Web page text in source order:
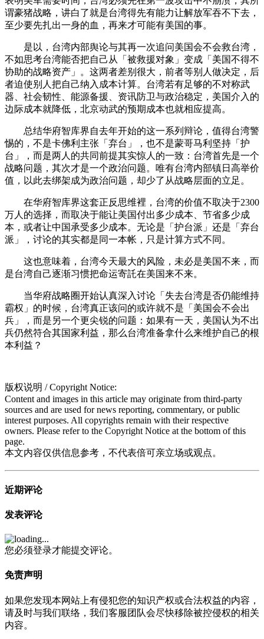
谓豪猪战略，讲白了就是台湾得先有能力让解放军吞不下去，
至少要先扎出一身的血，再来才可能有美国的事。
是以，台湾内部舆论与其再一次追问美国会不会救台湾，
不如思考台湾能否把自己从「被救援对象」变成「美国不得不
协助的战略资产」。这两者差别很大，前者等别人做决定，后
者迫使别人把自己纳入成本计算。台湾若有足够的不对称武
器、社会韧性、能源备援、资讯防卫与政治稳定，美国介入的
边际成本就降低，北京动武的预期成本也就相应提高。
总结华府智库界自去年开始的这一系列辩论，值得台湾警
惕的，不是卡佛利主张「弃台」，也不是蒙哥马利坚持「护
台」，而是两人的共同前提其实惊人的一致：台湾首先是一个
战略问题，其次才是一个政治问题。唯有台湾内部镇日高举价
值，以此去绑架成为政治问题，却少了从战略层面的立足。
在华府智库界这套正反思维裡，台湾的价值不取决于2300
万人的选择，而取决于能让美国付出多少成本、节省多少成
本，或者让中国承受多少成本。无论是「护台派」还是「弃台
派」，讨论的其实都是同一本帐，只是计算方式不同。
这也意味着，台湾今天最大的风险，未必是美国不来，而
是台湾自己逐渐习惯把命运寄託在美国来不来。
当华府战略圈开始认真深入讨论「失去台湾是否仍能维持
霸权」的时候，台湾真正该问的或许就不是「美国会不会出
兵」，而是另一个更尖锐的问题：如果有一天，美国认为不出
兵仍然符合其国家利益，那么台湾准备拿什么来维护自己的根
本利益？
版权说明 / Copyright Notice:
Content and images in this article may originate from third-party
sources and are used for news reporting, commentary, or public
interest purposes. All copyrights remain with their respective
owners. Please refer to the Copyright Notice at the bottom of this
page.
本文内容仅供信息参考，不代表倍可亲立场或观点。
近期评论
发表评论
您必须登录才能提交评论。
免责声明
如果您发现本网站上有侵犯您的知识产权或合法权益的内容，
请及时与我们联络，我们客服团队会尽快移除被控侵权的相关
内容。